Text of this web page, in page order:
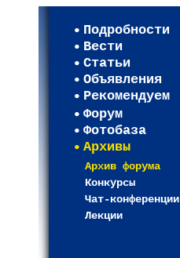
Подробности
Вести
Статьи
Объявления
Рекомендуем
Форум
Фотобаза
Архивы
Архив форума
Конкурсы
Чат-конференции
Лекции